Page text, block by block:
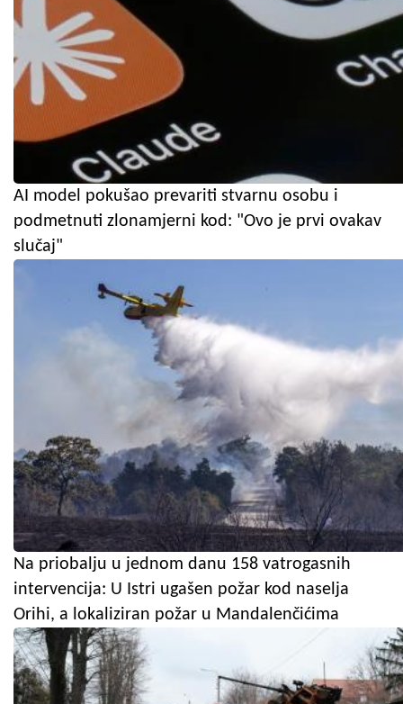
AI model pokušao prevariti stvarnu osobu i
podmetnuti zlonamjerni kod: "Ovo je prvi ovakav
slučaj"
Na priobalju u jednom danu 158 vatrogasnih
intervencija: U Istri ugašen požar kod naselja
Orihi, a lokaliziran požar u Mandalenčićima